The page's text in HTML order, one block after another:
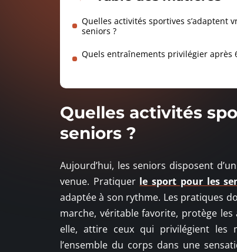
Quelles activités sportives s’adaptent
seniors ?
Quels entraînements privilégier après
Quelles activités
seniors ?
Aujourd’hui, les seniors disposent
venue. Pratiquer le sport pour les
adaptée à son rythme. Les pratiques
marche, véritable favorite, protège
elle, attire ceux qui privilégient les
l’ensemble du corps dans une